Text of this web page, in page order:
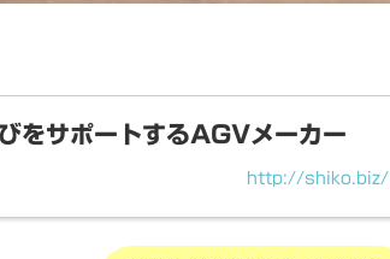
をサポートするAGVメーカー
http://shiko.biz/